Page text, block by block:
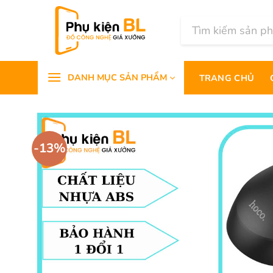
kiếm:
DANH MỤC SẢN PHẨM TRANG CHỦ
-13%